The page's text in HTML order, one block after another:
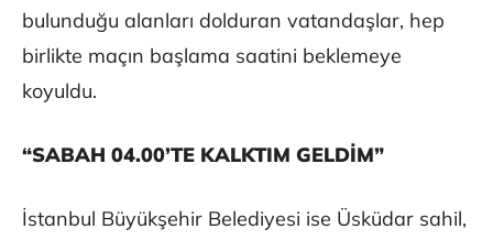
bulunduğu alanları dolduran vatandaşlar, hep
birlikte maçın başlama saatini beklemeye
koyuldu.
“SABAH 04.00’TE KALKTIM GELDİM”
İstanbul Büyükşehir Belediyesi ise Üsküdar sahil,